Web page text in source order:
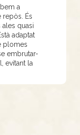
a
És
quasi
adaptat
plomes
embrutar-
evitant la